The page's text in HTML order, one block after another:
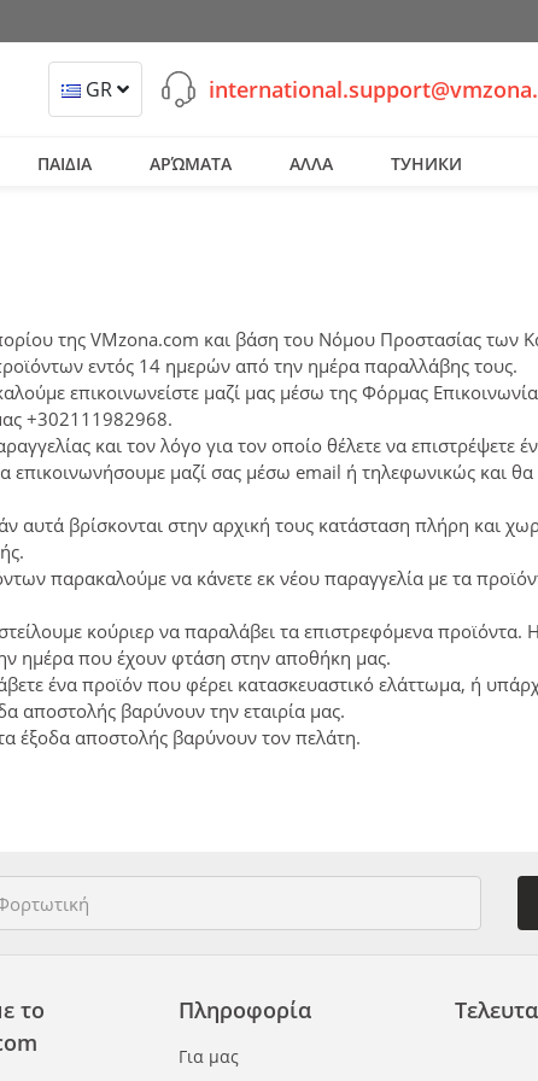
GR
ΠΑΙΔΙΑ ΑΡΏΜΑΤΑ ΑΛΛΑ ТУНИКИ
της VMzona.com και βάση του Νόμου Προστασίας των
εντός 14 ημερών από την ημέρα παραλλάβης τους.
επικοινωνείστε μαζί μας μέσω της Φόρμας
+302111982968.
και τον λόγο για τον οποίο θέλετε να επιστρέψετε
μαζί σας μέσω email ή τηλεφωνικώς και
αυτά βρίσκονται στην αρχική τους κατάσταση πλήρη και
παρακαλούμε να κάνετε εκ νέου παραγγελία με τα
κούριερ να παραλάβει τα επιστρεφόμενα
ημέρα που έχουν φτάση στην αποθήκη μας.
ένα προϊόν που φέρει κατασκευαστικό ελάττωμα, ή
αποστολής βαρύνουν την εταιρία μας.
έξοδα αποστολής βαρύνουν τον πελάτη.
Πληροφορία
Για μας
το